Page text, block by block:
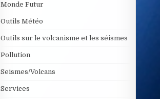
Monde Futur
Outils Météo
Outils sur le volcanisme et les séismes
Pollution
Seismes/Volcans
Services